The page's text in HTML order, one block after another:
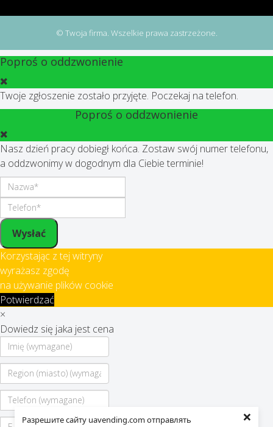
Разрешите сайту uavending.com отправлять
×
© Twoja firma. Wszelkie prawa zastrzeżone.
Poproś o oddzwonienie
Twoje zgłoszenie zostało przyjęte. Poczekaj na telefon.
Poproś o oddzwonienie
Nasz dzień pracy dobiegł końca. Zostaw swój numer telefonu,
a oddzwonimy w dogodnym dla Ciebie terminie!
Wysłać
Korzystając z tej witryny
wyrażasz zgodę
na używanie plików cookie
Potwierdzać
×
Dowiedz się jaka jest cena